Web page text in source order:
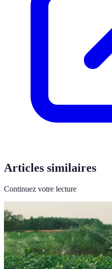
Articles similaires
Continuez votre lecture